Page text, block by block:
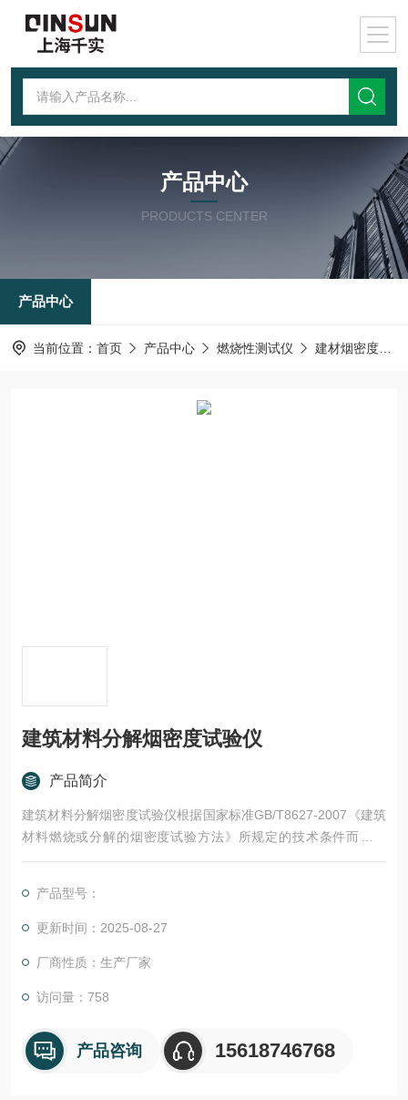
产品中心
PRODUCTS CENTER
产品中心
当前位置： 首页 产品中心 燃烧性测试仪 建材烟密度测试仪
建筑材料分解烟密度试验仪
产品简介
建筑材料分解烟密度试验仪根据国家标准GB/T8627-2007《建筑
材料燃烧或分解的烟密度试验方法》所规定的技术条件而研制
的，适用于建筑材料及其制品和其它材料燃烧静态产烟量的测定 .
产品型号：
更新时间：2025-08-27
厂商性质：生产厂家
访问量：758
产品咨询 15618746768